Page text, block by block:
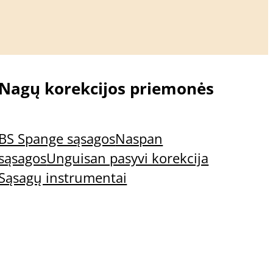
Nagų korekcijos priemonės
BS Spange sąsagosNaspan
Unguisan pasyvi korekcija
instrumentai